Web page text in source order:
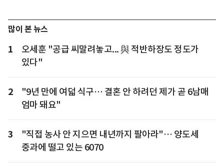
많이 본 뉴스
1
오세훈 "공급 씨말려놓고... 與 적반하장도 정도가
있다"
2
"9년 만에 여덟 식구… 결혼 안 하려던 제가 곧 6남매
엄마 돼요"
3
"직접 농사 안 지으면 내년까지 팔아라"… 양도세
중과에 떨고 있는 6070